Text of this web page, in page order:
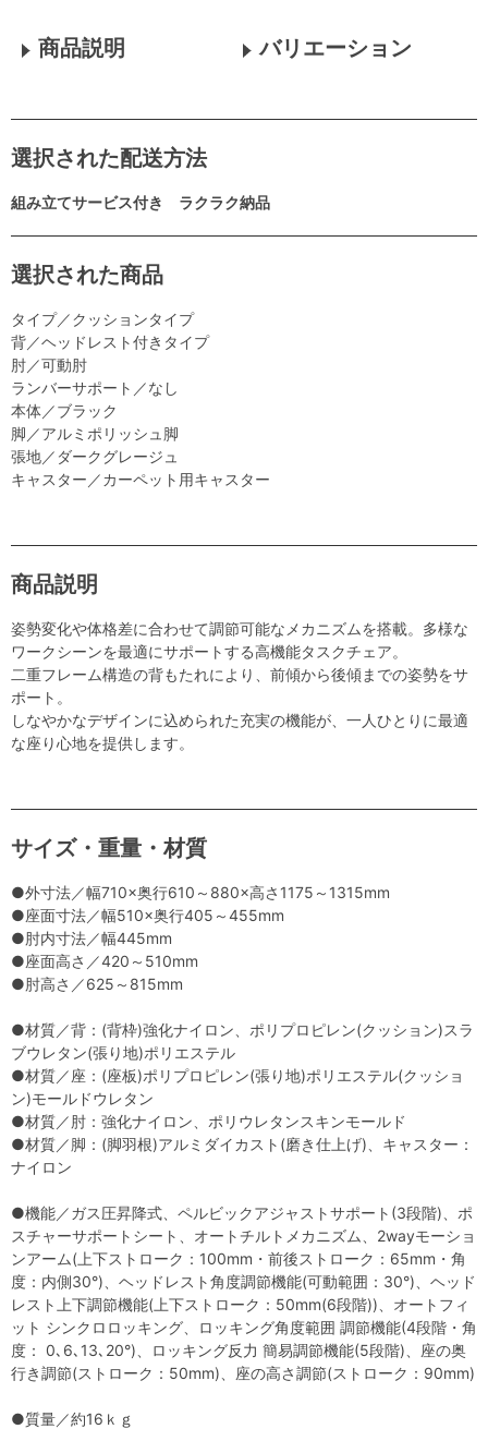
商品説明 バリエーション
選択された配送方法
組み立てサービス付き ラクラク納品
選択された商品
タイプ／クッションタイプ
背／ヘッドレスト付きタイプ
肘／可動肘
ランバーサポート／なし
本体／ブラック
脚／アルミポリッシュ脚
張地／ダークグレージュ
キャスター／カーペット用キャスター
商品説明
姿勢変化や体格差に合わせて調節可能なメカニズムを搭載。多様な
ワークシーンを最適にサポートする高機能タスクチェア。
二重フレーム構造の背もたれにより、前傾から後傾までの姿勢をサ
ポート。
しなやかなデザインに込められた充実の機能が、一人ひとりに最適
な座り心地を提供します。
サイズ・重量・材質
●外寸法／幅710×奥行610～880×高さ1175～1315mm
●座面寸法／幅510×奥行405～455mm
●肘内寸法／幅445mm
●座面高さ／420～510mm
●肘高さ／625～815mm
●材質／背：(背枠)強化ナイロン、ポリプロピレン(クッション)スラ
ブウレタン(張り地)ポリエステル
●材質／座：(座板)ポリプロピレン(張り地)ポリエステル(クッショ
ン)モールドウレタン
●材質／肘：強化ナイロン、ポリウレタンスキンモールド
●材質／脚：(脚羽根)アルミダイカスト(磨き仕上げ)、キャスター：
ナイロン
●機能／ガス圧昇降式、ペルビックアジャストサポート(3段階)、ポ
スチャーサポートシート、オートチルトメカニズム、2wayモーショ
ンアーム(上下ストローク：100mm・前後ストローク：65mm・角
度：内側30°)、ヘッドレスト角度調節機能(可動範囲：30°)、ヘッド
レスト上下調節機能(上下ストローク：50mm(6段階))、オートフィ
ット シンクロロッキング、ロッキング角度範囲 調節機能(4段階・角
度： 0､6､13､20°)、ロッキング反力 簡易調節機能(5段階)、座の奥
行き調節(ストローク：50mm)、座の高さ調節(ストローク：90mm)
●質量／約16ｋｇ